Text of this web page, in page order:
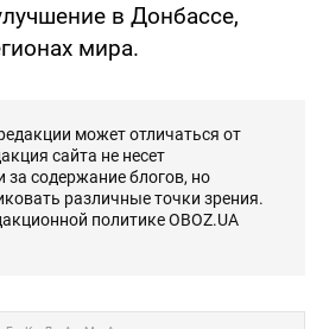
в Донбассе,
мира.
может отличаться от
сайта не несет
за содержание блогов, но
различные точки зрения.
политике OBOZ.UA